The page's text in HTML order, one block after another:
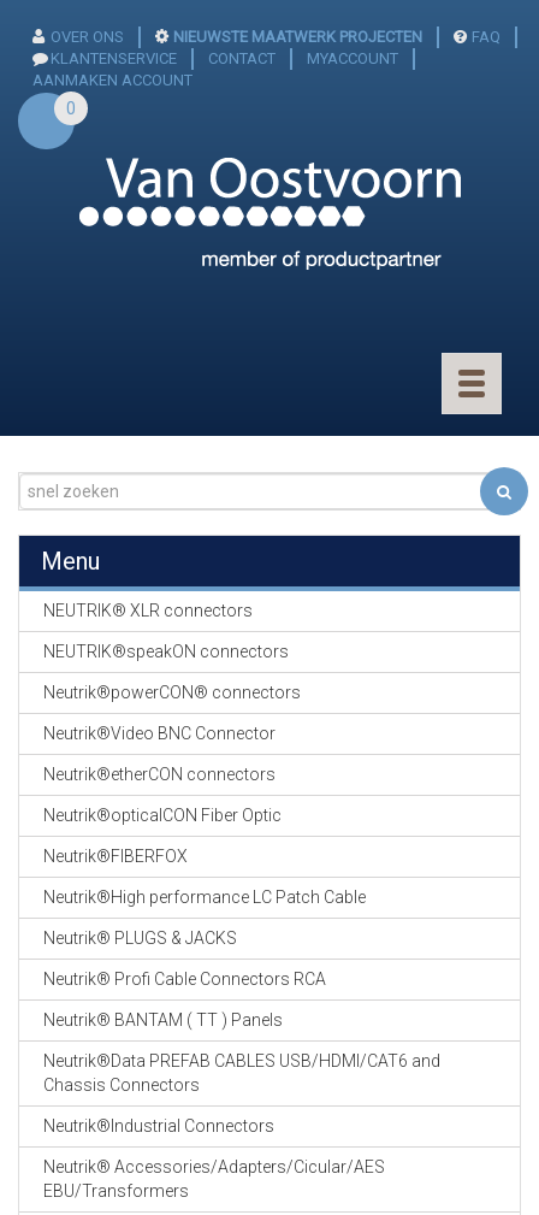
OVER ONS NIEUWSTE MAATWERK PROJECTEN
FAQ
KLANTENSERVICE
CONTACT
MYACCOUNT
AANMAKEN ACCOUNT
0
Toggle
GEVLOCHTEN KOUS
EN
KRIMP KOUS
KOPER KABEL
OP ROL
OCC OPTICAL
FIBER CABLE
GE-ASSEMBLEERDE
19" RACKS
EN
TOEBEHOREN
CABLE EQUIPEMENTS
Menu
NEUTRIK® XLR connectors
NEUTRIK®speakON connectors
Neutrik®powerCON® connectors
Neutrik®Video BNC Connector
Neutrik®etherCON connectors
Neutrik®opticalCON Fiber Optic
Neutrik®FIBERFOX
Neutrik®High performance LC Patch Cable
Neutrik® PLUGS & JACKS
Neutrik® Profi Cable Connectors RCA
Neutrik® BANTAM ( TT ) Panels
Neutrik®Data PREFAB CABLES USB/HDMI/CAT6 and
Chassis Connectors
Neutrik®Industrial Connectors
Neutrik® Accessories/Adapters/Cicular/AES
EBU/Transformers